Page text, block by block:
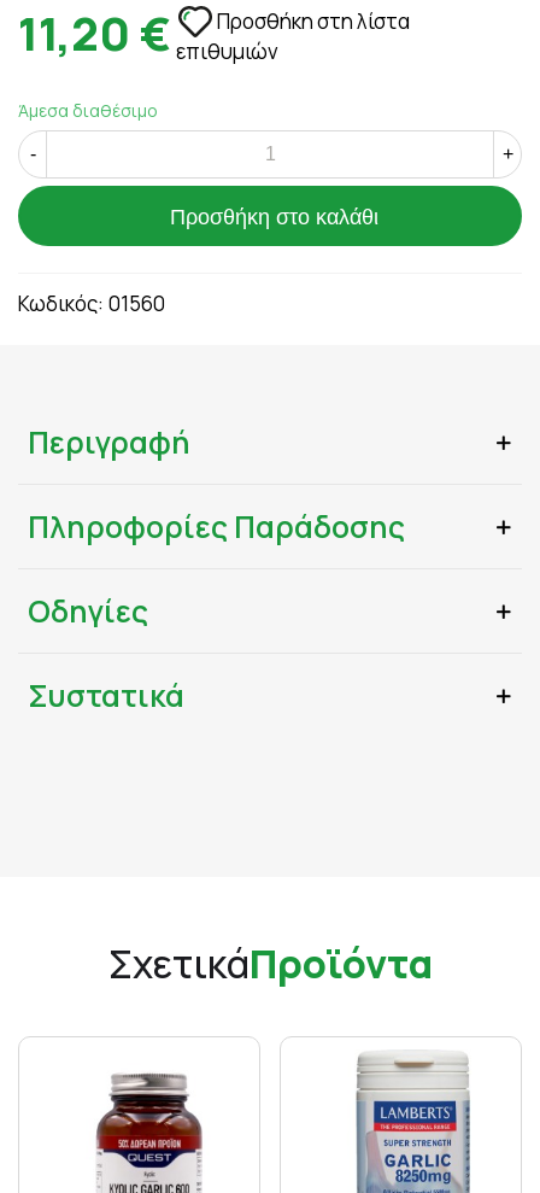
11,20 €
Προσθήκη στη λίστα
επιθυμιών
Άμεσα διαθέσιμο
- +
Προσθήκη στο καλάθι
Κωδικός: 01560
Περιγραφή
Πληροφορίες Παράδοσης
Οδηγίες
Συστατικά
ΣχετικάΠροϊόντα